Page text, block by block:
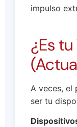
impulso
¿Es
A veces, el
ser tu